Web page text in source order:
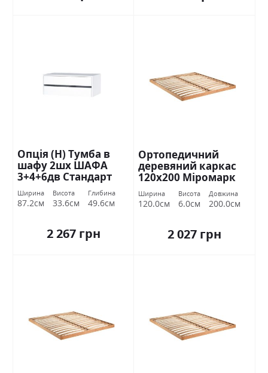
Опція (Н) Тумба в
шафу 2шх ШАФА
3+4+6дв Стандарт
Ширина
87.2см
Висота
33.6см
Глибина
49.6см
2 267 грн
Ортопедичний
деревяний каркас
120х200 Міромарк
Ширина
120.0см
Висота
6.0см
Довжина
200.0см
2 027 грн